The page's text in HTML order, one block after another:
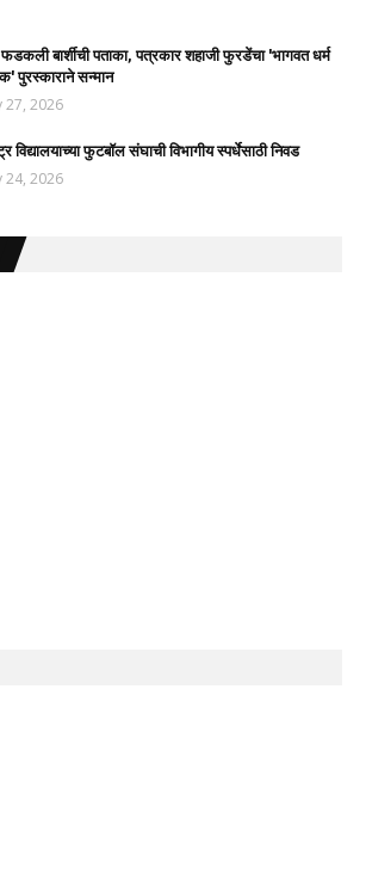
बार्शीची पताका, पत्रकार शहाजी फुरडेंचा 'भागवत धर्म
पुरस्काराने सन्मान
27, 2026
विद्यालयाच्या फुटबॉल संघाची विभागीय स्पर्धेसाठी निवड
24, 2026